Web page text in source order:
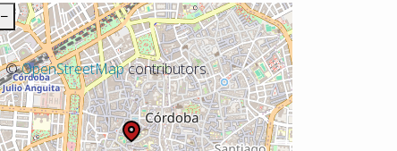
−
©OpenStreetMapcontributors.